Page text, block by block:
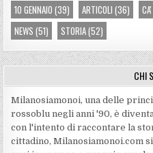
10 GENNAIO (39) ARTICOLI (36)
NEWS (51) STORIA(52)
CHI
Milanosiamonoi, una delle
rossoblu negli anni '90, è
con l'intento di raccontare la
cittadino, Milanosiamonoi.com